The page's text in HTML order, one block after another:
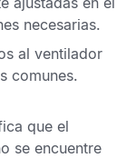
necesarias.
al ventilador
comunes.
que el
se encuentre